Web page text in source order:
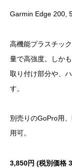
Garmin Edge 200,
高機能プラスチッ
量で高強度。しか
取り付け部分や、
す。
別売りのGoPro用
用可。
3,850円 (税別価格